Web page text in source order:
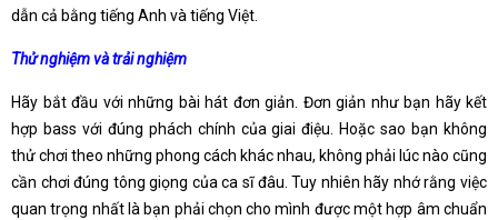
dẫn cả bằng tiếng Anh và tiếng Việt.
Thử nghiệm và trải nghiệm
Hãy bắt đầu với những bài hát đơn giản. Đơn giản như bạn hãy kết
hợp bass với đúng phách chính của giai điệu. Hoặc sao bạn không
thử chơi theo những phong cách khác nhau, không phải lúc nào cũng
cần chơi đúng tông giọng của ca sĩ đâu. Tuy nhiên hãy nhớ rằng việc
quan trọng nhất là bạn phải chọn cho mình được một hợp âm chuẩn